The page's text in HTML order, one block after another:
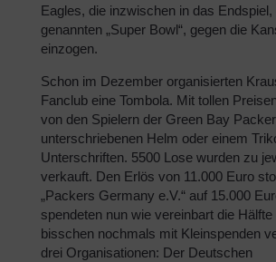
Eagles, die inzwischen in das Endspiel,
genannten „Super Bowl“, gegen die
einzogen.
Schon im Dezember organisierten
Fanclub eine Tombola. Mit tollen
von den Spielern der Green Bay
unterschriebenen Helm oder einem
Unterschriften. 5500 Lose wurden zu
verkauft. Den Erlös von 11.000 Euro
„Packers Germany e.V.“ auf 15.000
spendeten nun wie vereinbart die Hälfte
bisschen nochmals mit Kleinspenden
drei Organisationen: Der Deutschen